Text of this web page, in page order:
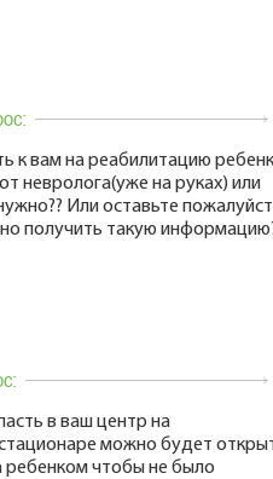
к вам на реабилитацию
невролога(уже на руках) или
Или оставьте
получить такую
в ваш центр на
можно будет
ребенком чтобы не было